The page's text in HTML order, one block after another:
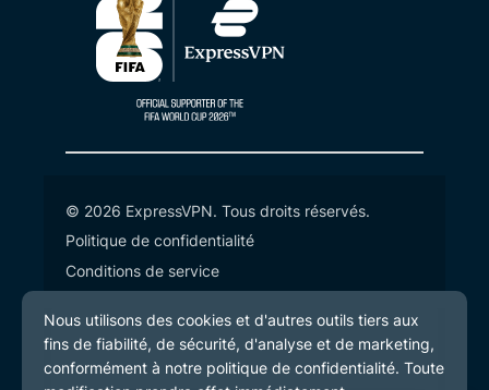
© 2026 ExpressVPN. Tous droits réservés.
Politique de confidentialité
Conditions de service